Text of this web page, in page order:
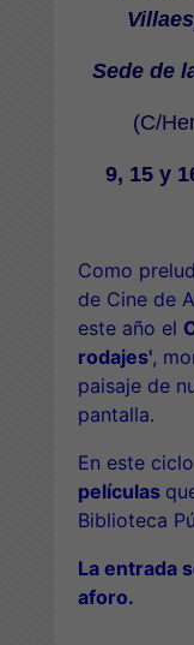
Sede de
(C/
9, 15 y
Como
de Cine de
este año el
rodajes',
paisaje de
pantalla.
En este
películas
Biblioteca
La entrada
aforo.